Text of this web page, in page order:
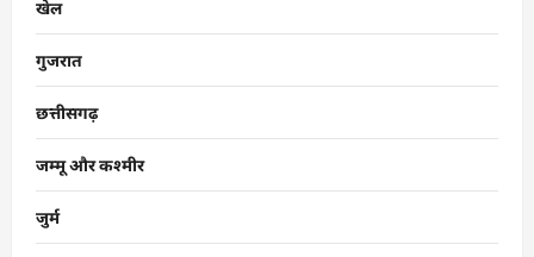
खेल
गुजरात
छत्तीसगढ़
जम्मू और कश्मीर
जुर्म